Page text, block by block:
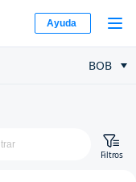
Ayuda
BOB
Filtros